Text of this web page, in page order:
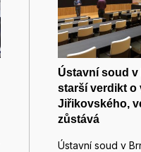
Ústavní soud v
starší verdikt o
Jiřikovského,
zůstává
Ústavní soud v